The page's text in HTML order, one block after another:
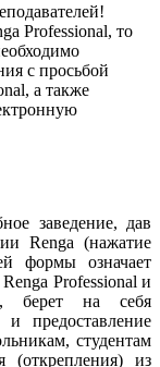
Professional, то
с просьбой
а также
заведение, дав
Renga (нажатие
формы означает
Professional и
берет на себя
и предоставление
студентам
(открепления) из